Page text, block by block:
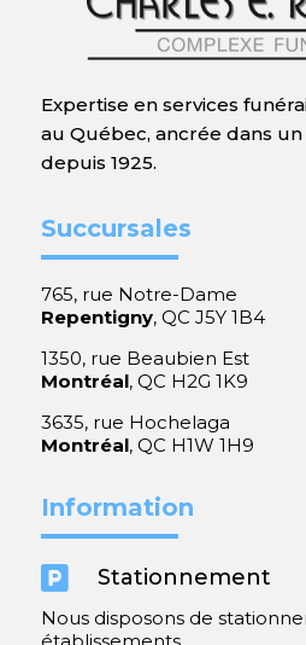
Expertise en services
au Québec, ancrée dans
depuis 1925.
Succursales
765, rue Notre-Dame
Repentigny, QC J5Y 1B4
1350, rue Beaubien Est
Montréal, QC H2G 1K9
3635, rue Hochelaga
Montréal, QC H1W 1H9
Information
 Stationnement
Nous disposons de